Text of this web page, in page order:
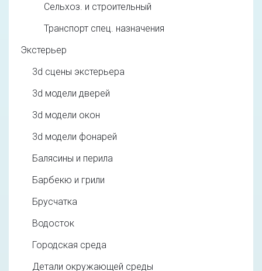
Сельхоз. и строительный
Транспорт спец. назначения
Экстерьер
3d cцены экстерьера
3d модели дверей
3d модели окон
3d модели фонарей
Балясины и перила
Барбекю и грили
Брусчатка
Водосток
Городская среда
Детали окружающей среды